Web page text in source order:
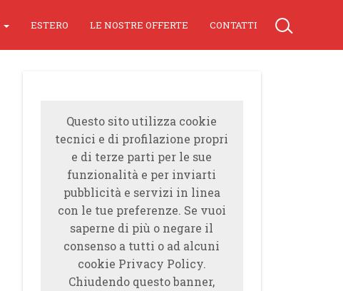
ESTERO LE NOSTRE OFFERTE CONTATTI
Questo sito utilizza cookie
tecnici e di profilazione propri
e di terze parti per le sue
funzionalità e per inviarti
pubblicità e servizi in linea
con le tue preferenze. Se vuoi
saperne di più o negare il
consenso a tutti o ad alcuni
cookie Privacy Policy.
Chiudendo questo banner,